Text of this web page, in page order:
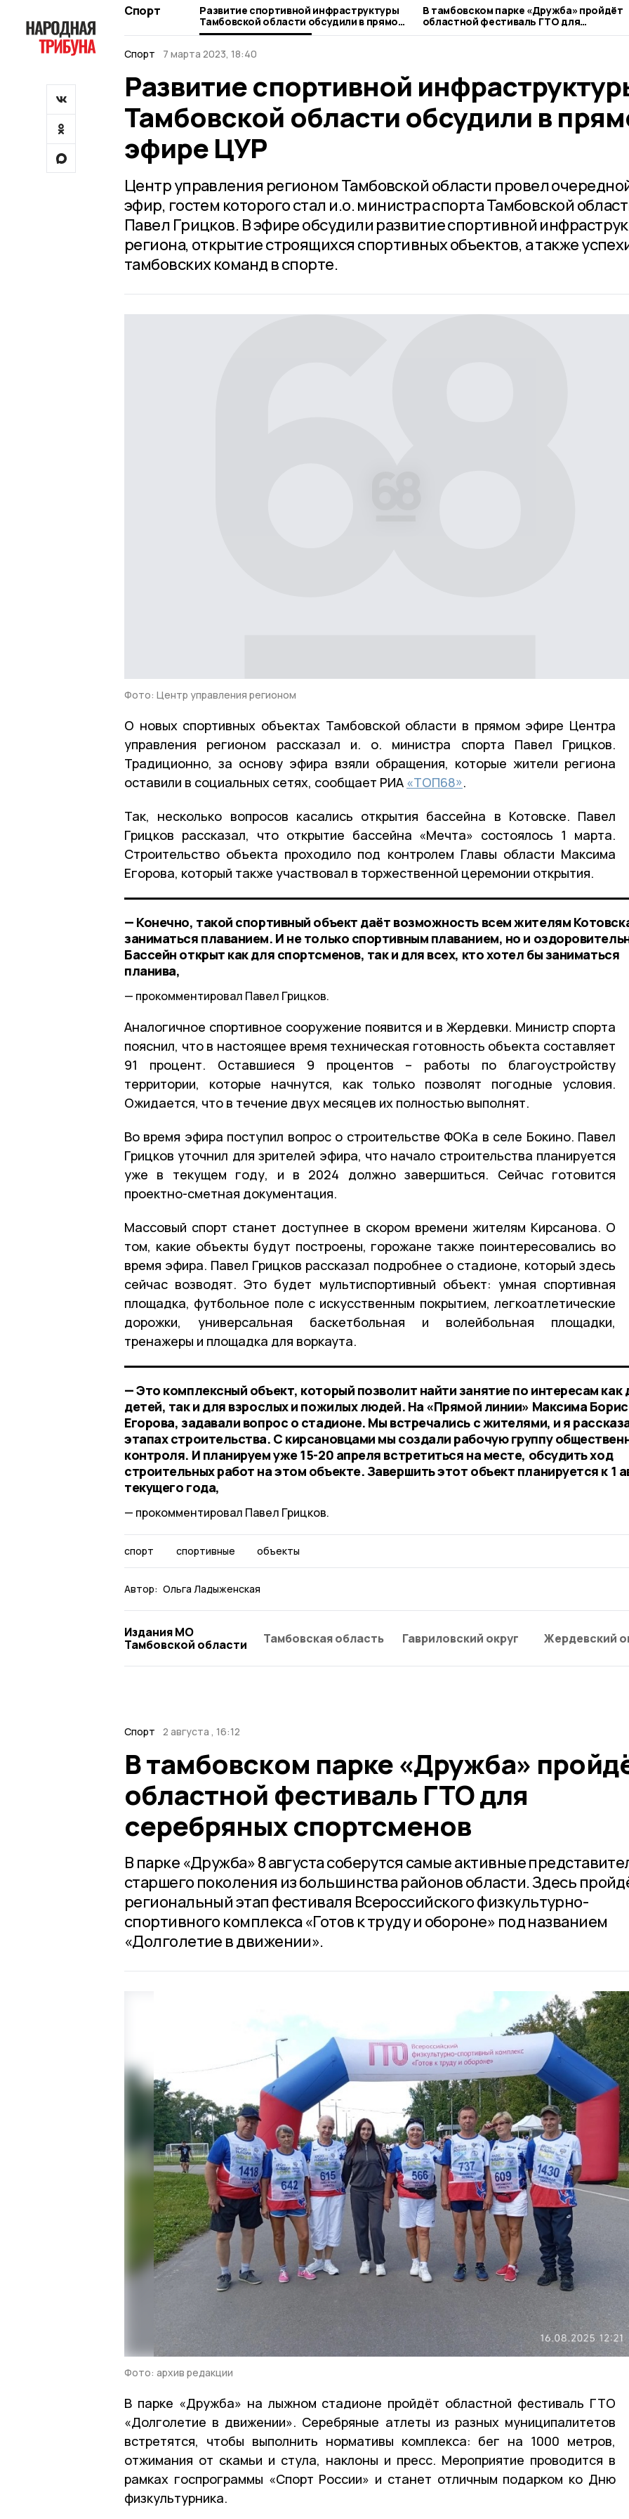
Спорт
Развитие спортивной инфраструктуры
Тамбовской области обсудили в прямом
эфире ЦУР
В тамбовском парке «Дружба» пройдёт
областной фестиваль ГТО для
серебряных спортсменов
Спорт 7 марта 2023, 18:40
Развитие спортивной
Тамбовской области обсудили в
эфире ЦУР
Центр управления регионом Тамбовской области провел
эфир, гостем которого стал и.о. министра спорта Тамбовской
Павел Грицков. В эфире обсудили развитие спортивной
региона, открытие строящихся спортивных объектов, а также
тамбовских команд в спорте.
Фото: Центр управления регионом
О новых спортивных объектах Тамбовской области в прямом эфире Центра
управления регионом рассказал и. о. министра спорта Павел Грицков.
Традиционно, за основу эфира взяли обращения, которые жители региона
оставили в социальных сетях, сообщает РИА «ТОП68».
Так, несколько вопросов касались открытия бассейна в Котовске. Павел
Грицков рассказал, что открытие бассейна «Мечта» состоялось 1 марта.
Строительство объекта проходило под контролем Главы области Максима
Егорова, который также участвовал в торжественной церемонии открытия.
— Конечно, такой спортивный объект даёт возможность всем жителям
заниматься плаванием. И не только спортивным плаванием, но и
Бассейн открыт как для спортсменов, так и для всех, кто хотел бы заниматься
планива,
прокомментировал Павел Грицков.
Аналогичное спортивное сооружение появится и в Жердевки. Министр спорта
пояснил, что в настоящее время техническая готовность объекта составляет
91 процент. Оставшиеся 9 процентов – работы по благоустройству
территории, которые начнутся, как только позволят погодные условия.
Ожидается, что в течение двух месяцев их полностью выполнят.
Во время эфира поступил вопрос о строительстве ФОКа в селе Бокино. Павел
Грицков уточнил для зрителей эфира, что начало строительства планируется
уже в текущем году, и в 2024 должно завершиться. Сейчас готовится
проектно-сметная документация.
Массовый спорт станет доступнее в скором времени жителям Кирсанова. О
том, какие объекты будут построены, горожане также поинтересовались во
время эфира. Павел Грицков рассказал подробнее о стадионе, который здесь
сейчас возводят. Это будет мультиспортивный объект: умная спортивная
площадка, футбольное поле с искусственным покрытием, легкоатлетические
дорожки, универсальная баскетбольная и волейбольная площадки,
тренажеры и площадка для воркаута.
— Это комплексный объект, который позволит найти занятие по интересам как
детей, так и для взрослых и пожилых людей. На «Прямой линии» Максима
Егорова, задавали вопрос о стадионе. Мы встречались с жителями, и я
этапах строительства. С кирсановцами мы создали рабочую группу
контроля. И планируем уже 15-20 апреля встретиться на месте, обсудить ход
строительных работ на этом объекте. Завершить этот объект планируется к 1
текущего года,
прокомментировал Павел Грицков.
спорт спортивные объекты
Автор: Ольга Ладыженская
Издания МО
Тамбовской области
Тамбовская область Гавриловский округ Жердевский
Спорт 2 августа , 16:12
В тамбовском парке «Дружба»
областной фестиваль ГТО для
серебряных спортсменов
В парке «Дружба» 8 августа соберутся самые активные
старшего поколения из большинства районов области. Здесь
региональный этап фестиваля Всероссийского физкультурно-
спортивного комплекса «Готов к труду и обороне» под названием
«Долголетие в движении».
Фото: архив редакции
В парке «Дружба» на лыжном стадионе пройдёт областной фестиваль ГТО
«Долголетие в движении». Серебряные атлеты из разных муниципалитетов
встретятся, чтобы выполнить нормативы комплекса: бег на 1000 метров,
отжимания от скамьи и стула, наклоны и пресс. Мероприятие проводится в
рамках госпрограммы «Спорт России» и станет отличным подарком ко Дню
физкультурника.